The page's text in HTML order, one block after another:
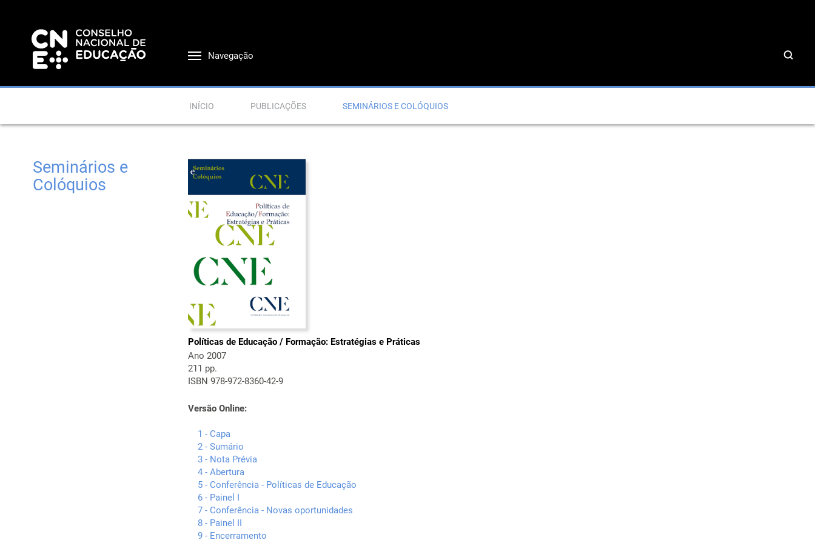
Navegação
INÍCIO PUBLICAÇÕES SEMINÁRIOS E COLÓQUIOS
Seminários e
Colóquios
Políticas de Educação / Formação: Estratégias e Práticas
Ano 2007
211 pp.
ISBN 978-972-8360-42-9
Versão Online:
1 - Capa
2 - Sumário
3 - Nota Prévia
4 - Abertura
5 - Conferência - Políticas de Educação
6 - Painel I
7 - Conferência - Novas oportunidades
8 - Painel II
9 - Encerramento